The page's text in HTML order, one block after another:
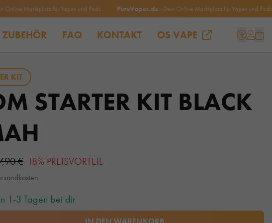
Marktplatz für Vapes und Pods PureVapes.de- Dein Online Marktplatz für Vapes und Pods
ZUBEHÖR FAQ KONTAKT OS VAPE
KIT
STARTER KIT BLACK
€ 18% PREISVORTEIL
1-3 Tagen bei dir